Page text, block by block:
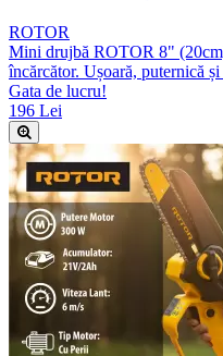
ROTOR
Mini drujbă ROTOR 8"
încărcător. Ușoară, puternică
Gata de lucru!
196 Lei